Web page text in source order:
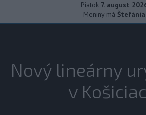
Piatok 7. august
Meniny má Štefánia
Nový lineárny
v